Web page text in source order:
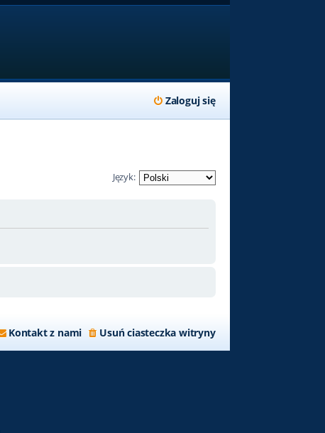
Zaloguj się
Język:
Usuń ciasteczka witryny
Kontakt z nami